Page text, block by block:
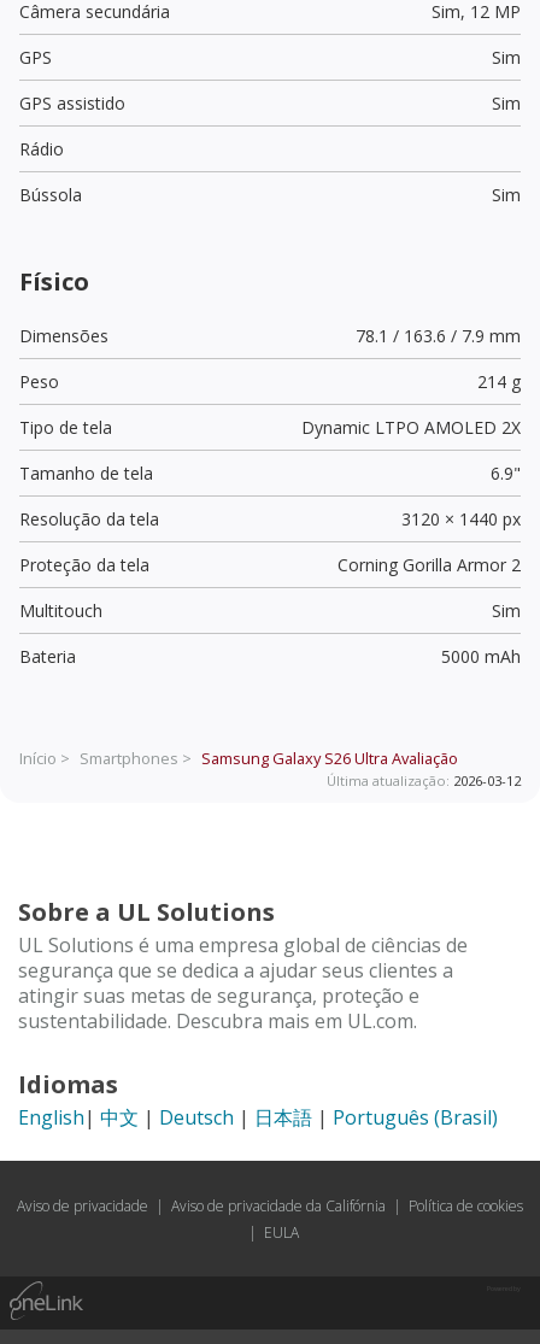
Câmera secundária
Sim, 12 MP
GPS
Sim
GPS assistido
Sim
Rádio
Bússola
Sim
Físico
Dimensões
78.1 / 163.6 / 7.9 mm
Peso
214 g
Tipo de tela
Dynamic LTPO AMOLED 2X
Tamanho de tela
6.9"
Resolução da tela
3120 × 1440 px
Proteção da tela
Corning Gorilla Armor 2
Multitouch
Sim
Bateria
5000 mAh
Início > Smartphones > Samsung Galaxy S26 Ultra Avaliação
Última atualização: 2026-03-12
Sobre a UL Solutions
UL Solutions é uma empresa global de ciências de
segurança que se dedica a ajudar seus clientes a
atingir suas metas de segurança, proteção e
sustentabilidade. Descubra mais em UL.com.
Idiomas
English| 中文 | Deutsch | 日本語 | Português (Brasil)
Aviso de privacidade | Aviso de privacidade da Califórnia | Política de cookies
| EULA